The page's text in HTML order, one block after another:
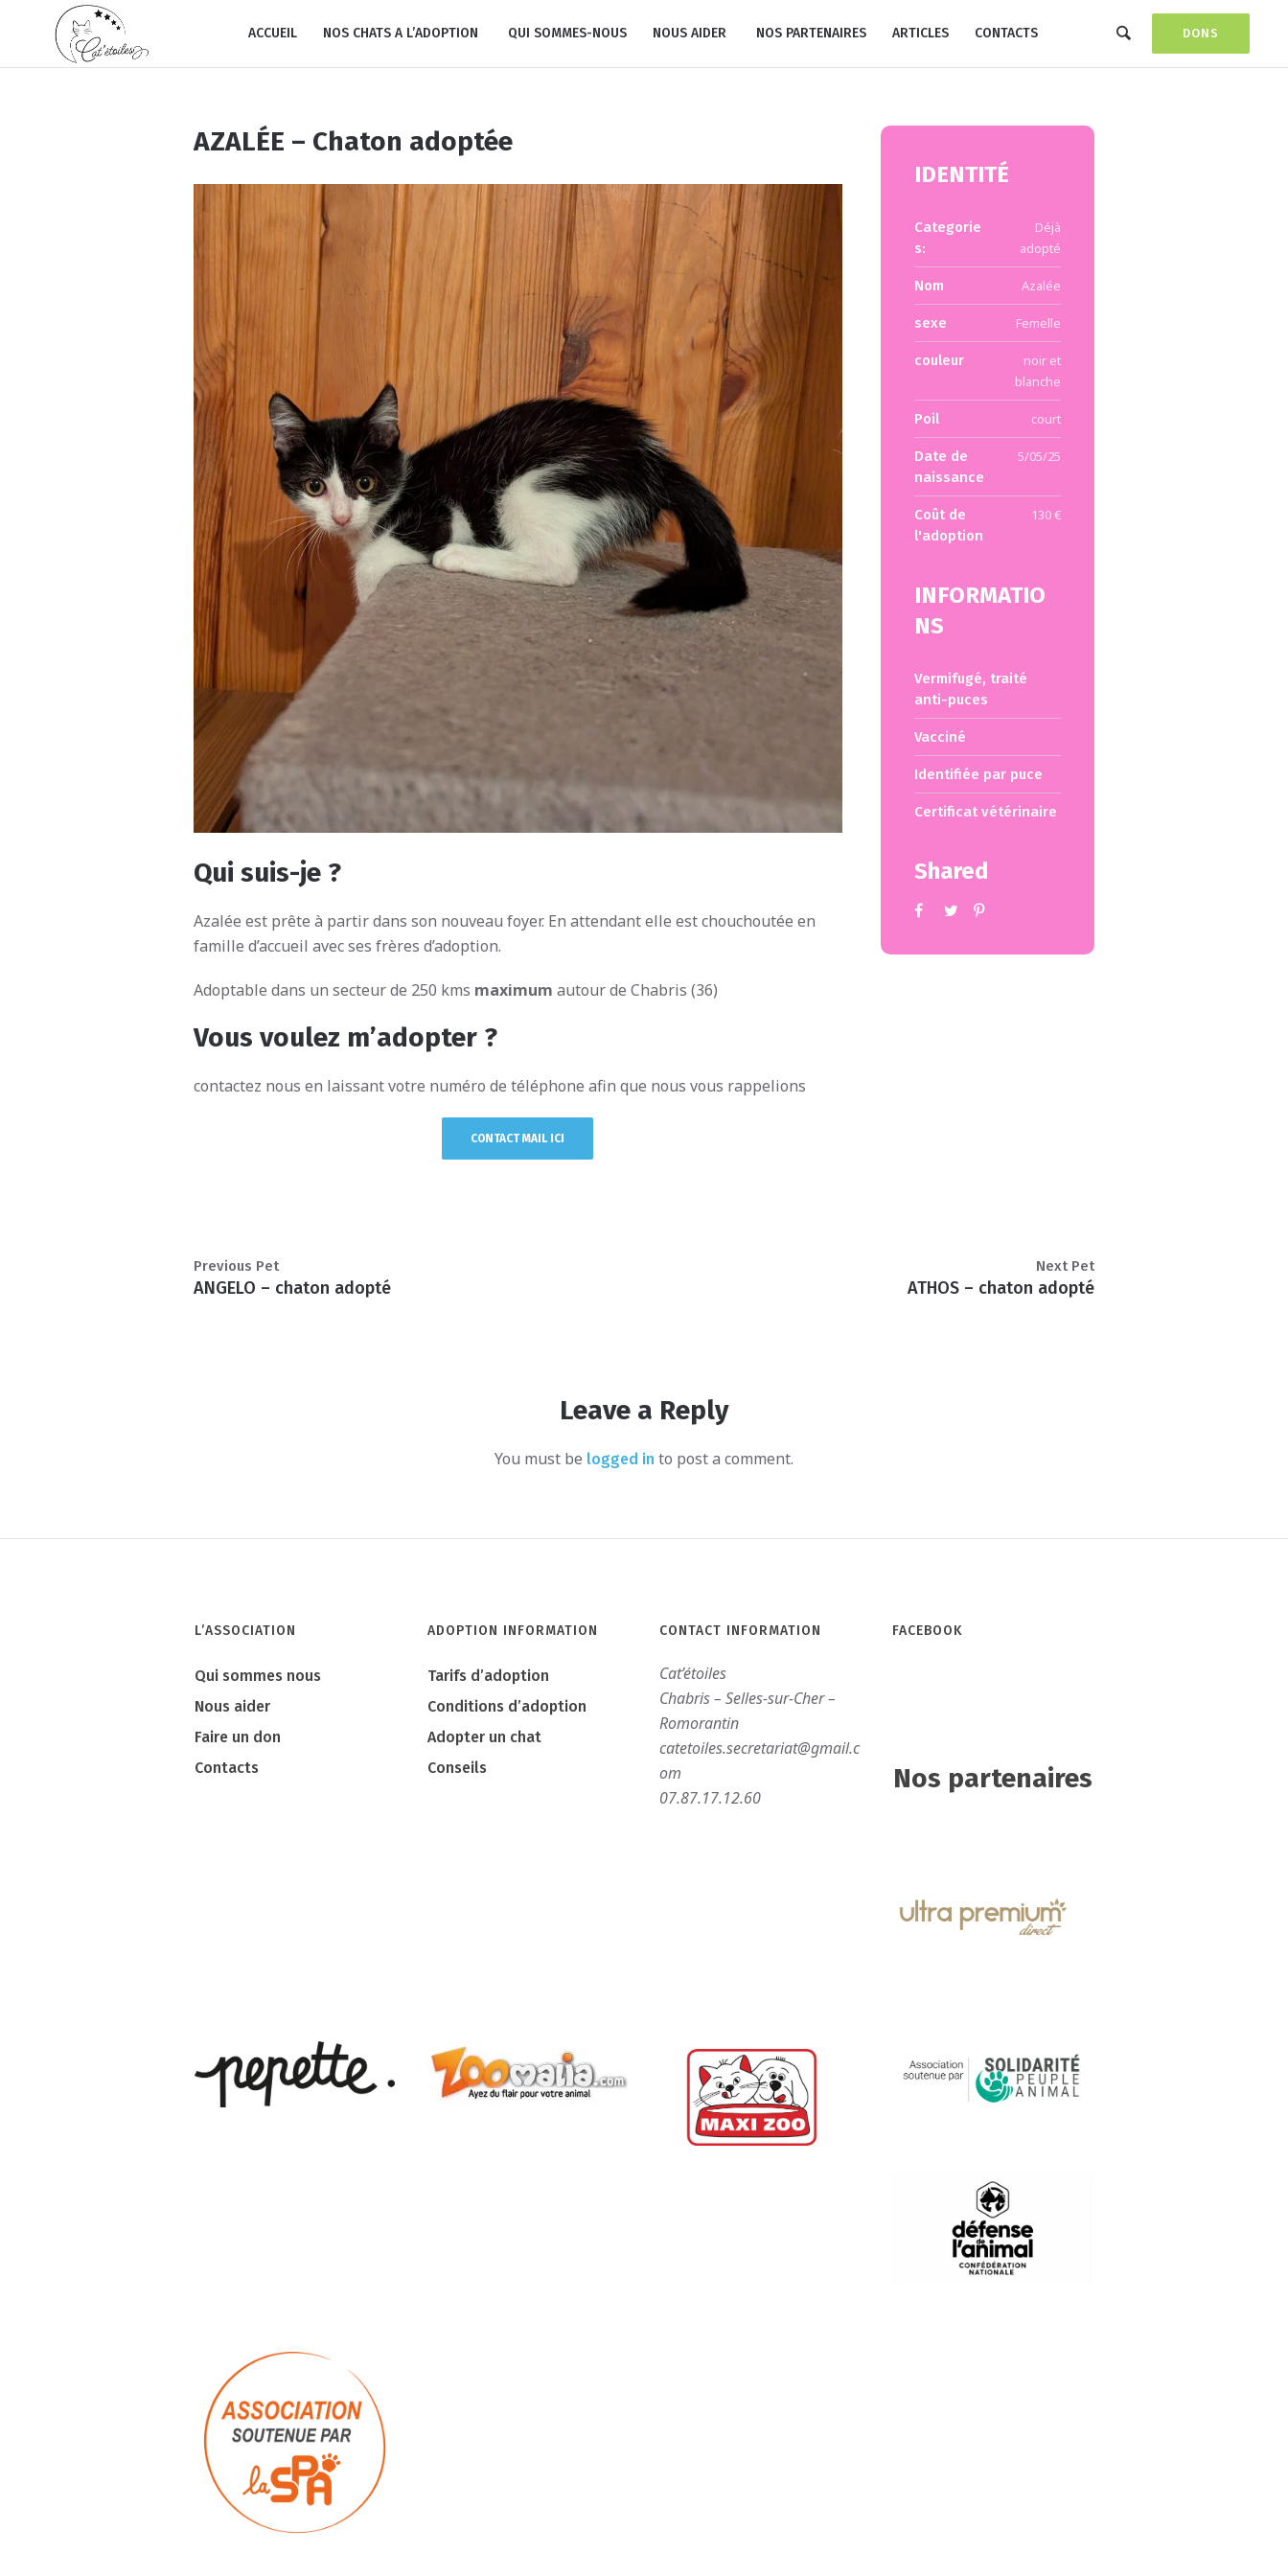
DONS
ACCUEIL NOS CHATS A L’ADOPTION QUI SOMMES-NOUS NOUS AIDER NOS PARTENAIRES ARTICLES CONTACTS
AZALÉE – Chaton adoptée
Qui suis-je ?
Azalée est prête à partir dans son nouveau foyer. En attendant elle est chouchoutée en
famille d’accueil avec ses frères d’adoption.
Adoptable dans un secteur de 250 kms maximum autour de Chabris (36)
Vous voulez m’adopter ?
contactez nous en laissant votre numéro de téléphone afin que nous vous rappelions
CONTACT MAIL ICI
IDENTITÉ
Categorie
s:
Déjà
adopté
Nom Azalée
sexe Femelle
couleur
noir et
blanche
Poil court
Date de
naissance
5/05/25
Coût de
l'adoption
130 €
INFORMATIO
NS
Vermifugé, traité
anti-puces
Vacciné
Identifiée par puce
Certificat vétérinaire
Shared
ANGELO – chaton adopté
Previous Pet
ATHOS – chaton adopté
Next Pet
Leave a Reply
You must be logged in to post a comment.
L’ASSOCIATION
Qui sommes nous
Nous aider
Faire un don
Contacts
ADOPTION INFORMATION
Tarifs d’adoption
Conditions d’adoption
Adopter un chat
Conseils
CONTACT INFORMATION
Cat’étoiles
Chabris – Selles-sur-Cher –
Romorantin
catetoiles.secretariat@gmail.c
om
07.87.17.12.60
FACEBOOK
Nos partenaires